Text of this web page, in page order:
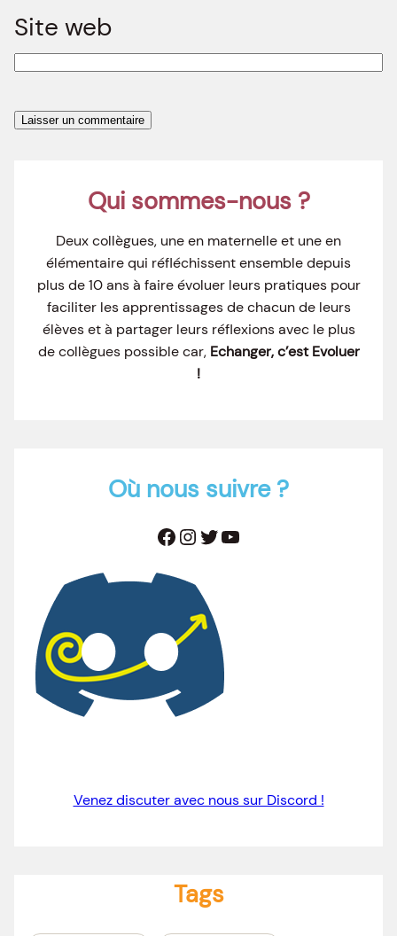
Site web
Qui sommes-nous ?
Deux collègues, une en maternelle et une en
élémentaire qui réfléchissent ensemble depuis
plus de 10 ans à faire évoluer leurs pratiques pour
faciliter les apprentissages de chacun de leurs
élèves et à partager leurs réflexions avec le plus
de collègues possible car, Echanger, c’est Evoluer
!
Où nous suivre ?
Facebook Instagram Twitter YouTube
Venez discuter avec nous sur Discord !
Tags